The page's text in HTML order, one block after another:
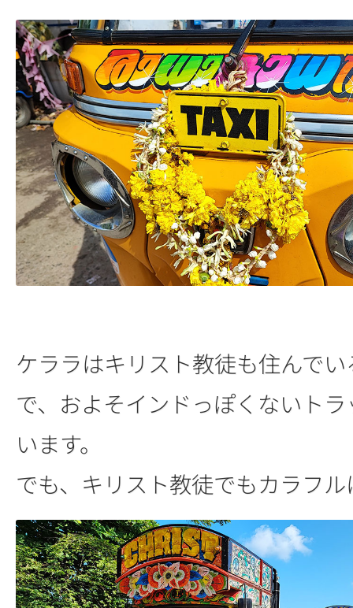
ケララはキリスト教徒も住んで
で、およそインドっぽくないト
います。
でも、キリスト教徒でもカラフ